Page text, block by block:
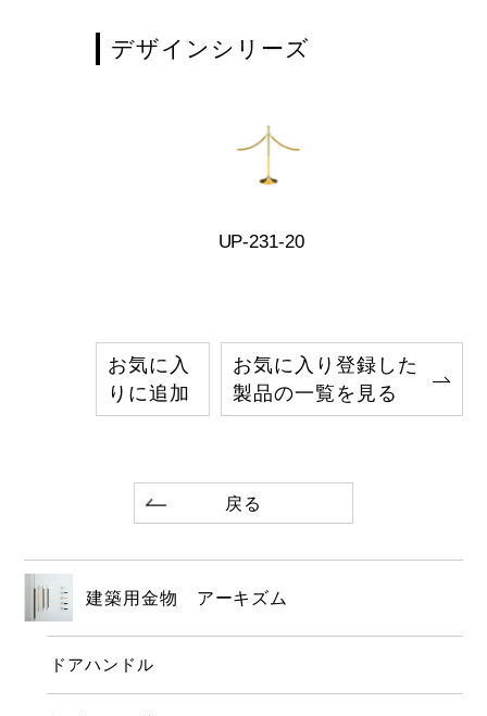
デザインシリーズ
UP-231-20
お気に入
りに追加
お気に入り登録した
製品の一覧を見る
戻る
建築用金物 アーキズム
ドアハンドル